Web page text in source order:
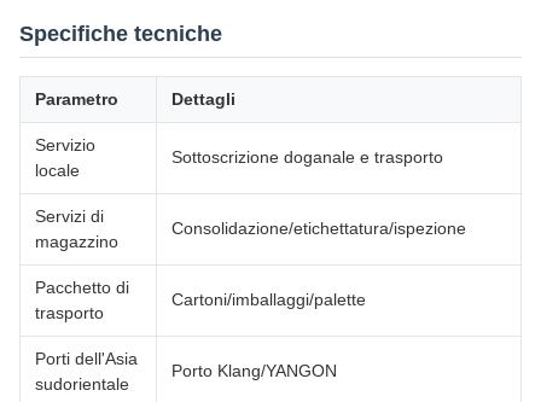
Specifiche tecniche
Parametro Dettagli
Servizio
locale
Sottoscrizione doganale e trasporto
Servizi di
magazzino
Consolidazione/etichettatura/ispezione
Pacchetto di
trasporto
Cartoni/imballaggi/palette
Porti dell'Asia
sudorientale
Porto Klang/YANGON